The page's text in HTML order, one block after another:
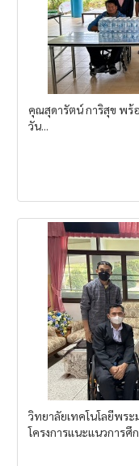
คุณสุดารัตน์ การิสุข พร้
วัน...
วิทยาลัยเทคโนโลยีพร
โครงการแนะแนวการ